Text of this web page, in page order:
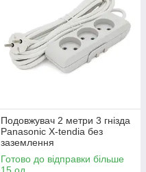
Подовжувач 2 метри 3 гнізда
Panasonic X-tendia без
заземлення
Готово до відправки більше